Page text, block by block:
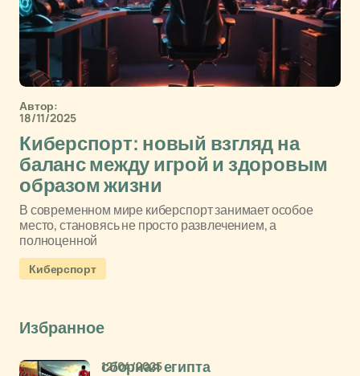
Автор:
18/11/2025
Киберспорт: новый взгляд на
баланс между игрой и здоровым
образом жизни
В современном мире киберспорт занимает особое
место, становясь не просто развлечением, а
полноценной
Киберспорт
Избранное
сборная египта
12/04/2025